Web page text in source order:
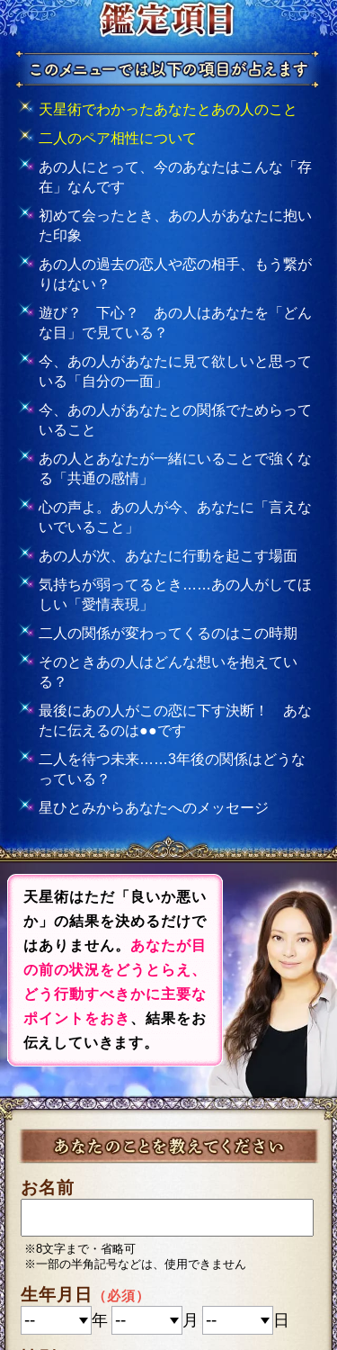
天星術でわかったあなたとあの人のこと
二人のペア相性について
あの人にとって、今のあなたはこんな「存
在」なんです
初めて会ったとき、あの人があなたに抱い
た印象
あの人の過去の恋人や恋の相手、もう繋が
りはない？
遊び？ 下心？ あの人はあなたを「どん
な目」で見ている？
今、あの人があなたに見て欲しいと思って
いる「自分の一面」
今、あの人があなたとの関係でためらって
いること
あの人とあなたが一緒にいることで強くな
る「共通の感情」
心の声よ。あの人が今、あなたに「言えな
いでいること」
あの人が次、あなたに行動を起こす場面
気持ちが弱ってるとき……あの人がしてほ
しい「愛情表現」
二人の関係が変わってくるのはこの時期
そのときあの人はどんな想いを抱えてい
る？
最後にあの人がこの恋に下す決断！ あな
たに伝えるのは●●です
二人を待つ未来……3年後の関係はどうな
っている？
星ひとみからあなたへのメッセージ
天星術はただ「良いか悪い
か」の結果を決めるだけで
はありません。 あなたが目
の前の状況をどうとらえ、
どう行動すべきかに主要な
ポイントをおき 、結果をお
伝えしていきます。
お名前
※8文字まで・省略可
※一部の半角記号などは、使用できません
生年月日 （必須）
年 月 日